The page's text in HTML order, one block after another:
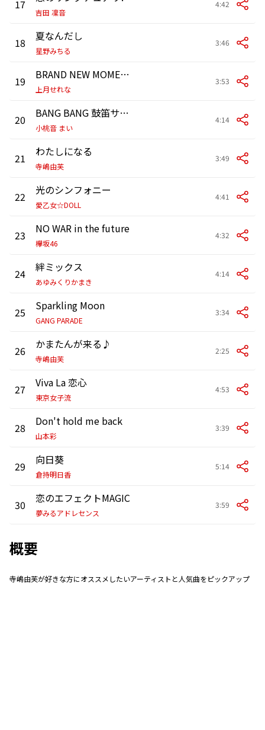
17
吉田 凜音
4:42
18 夏なんだし
星野みちる
3:46
19 BRAND NEW MOMENT
上月せれな
3:53
20 BANG BANG 鼓笛サンバ
小桃音 まい
4:14
21 わたしになる
寺嶋由芙
3:49
22 光のシンフォニー
愛乙女☆DOLL
4:41
23 NO WAR in the future
欅坂46
4:32
24 絆ミックス
あゆみくりかまき
4:14
25 Sparkling Moon
GANG PARADE
3:34
26 かまたんが来る♪
寺嶋由芙
2:25
27 Viva La 恋心
東京女子流
4:53
28 Don't hold me back
山本彩
3:39
29 向日葵
倉持明日香
5:14
30 恋のエフェクトMAGIC
夢みるアドレセンス
3:59
概要
寺嶋由芙が好きな方にオススメしたいアーティストと人気曲をピックアップ